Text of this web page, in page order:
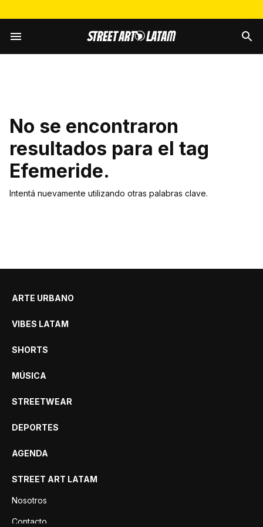
No se encontraron
resultados para el tag
Efemeride.
Intentá nuevamente utilizando otras palabras clave.
ARTE URBANO
VIBES LATAM
SHORTS
MÚSICA
STREETWEAR
DEPORTES
AGENDA
STREET ART LATAM
Nosotros
Contacto